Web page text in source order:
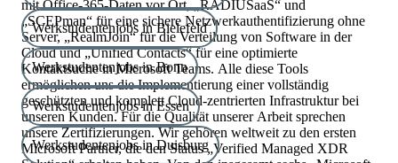
mit Office-365-Daten vor Ort, „RADIUSaaS“ und
„SCEPman“ für eine sichere Netzwerkauthentifizierung ohne
Server, „RealmJoin“ für die Verteilung von Software in der
Cloud und „Unified Contacts“ für eine optimierte
Kontaktsuche in Microsoft Teams. Alle diese Tools
ermöglichen uns die Implementierung einer vollständig
geschützten und komplett Cloud-zentrierten Infrastruktur bei
unseren Kunden. Für die Qualität unserer Arbeit sprechen
unsere Zertifizierungen. Wir gehören weltweit zu den ersten
Microsoft Partner, die den Status „Verified Managed XDR
Werkstudentenjobs in Bielefeld
Werkstudentenjobs in Bonn
Werkstudentenjobs in Essen
Werkstudentenjobs in Duisburg